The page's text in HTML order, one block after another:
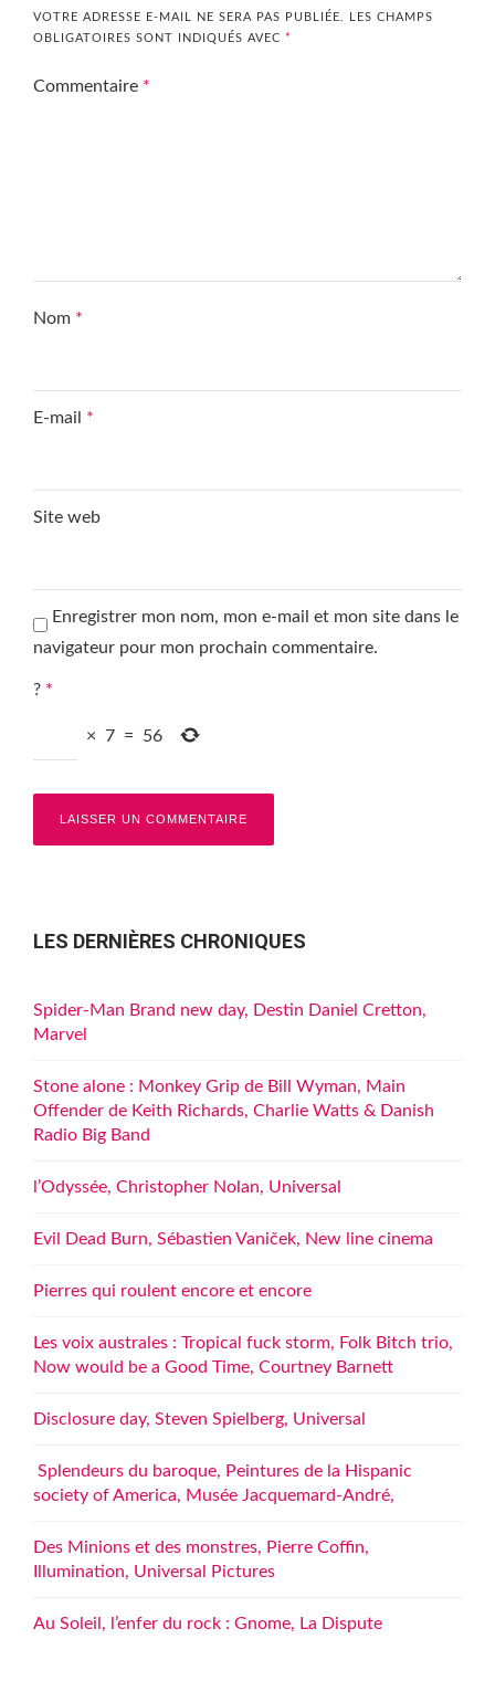
VOTRE ADRESSE E-MAIL NE SERA PAS PUBLIÉE.
LES CHAMPS
OBLIGATOIRES SONT INDIQUÉS AVEC *
Commentaire *
Nom *
E-mail *
Site web
Enregistrer mon nom, mon e-mail et mon site dans le
navigateur pour mon prochain commentaire.
? *
× 7 = 56
LES DERNIÈRES CHRONIQUES
Spider-Man Brand new day, Destin Daniel Cretton,
Marvel
Stone alone : Monkey Grip de Bill Wyman, Main
Offender de Keith Richards, Charlie Watts & Danish
Radio Big Band
l’Odyssée, Christopher Nolan, Universal
Evil Dead Burn, Sébastien Vaniček, New line cinema
Pierres qui roulent encore et encore
Les voix australes : Tropical fuck storm, Folk Bitch trio,
Now would be a Good Time, Courtney Barnett
Disclosure day, Steven Spielberg, Universal
Splendeurs du baroque, Peintures de la Hispanic
society of America, Musée Jacquemard-André,
Des Minions et des monstres, Pierre Coffin,
Illumination, Universal Pictures
Au Soleil, l’enfer du rock : Gnome, La Dispute